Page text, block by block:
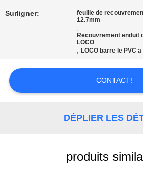
CONTRÔLE
QUALITÉ
CONTACTER
NOUVELLES
Surligner:
feuille de
12.7mm
,
Recouvrement enduit
LOCO
,LOCO barre le PVC
CONTACT!
DÉPLIER LES
produits